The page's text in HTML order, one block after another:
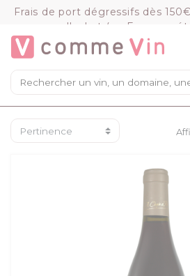
Frais de port dégressifs dès
d'achat (en France
Mon panier
Chargement du panier...
VOIR LE PANIER
Panneau de gestion des cookies